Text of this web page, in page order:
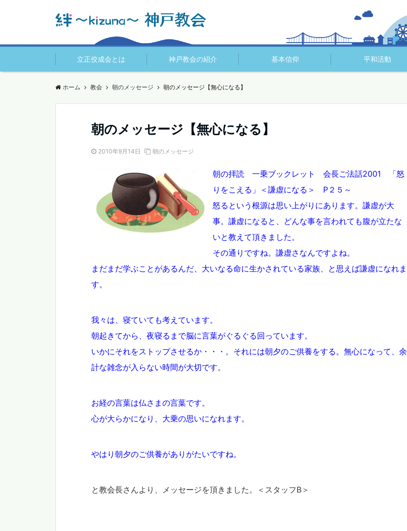
立正佼成会とは 神戸教会の紹介 基本信仰 平和活動
ホーム 教会 朝のメッセージ 朝のメッセージ【無心になる】
朝のメッセージ【無心になる】
2010年9月14日 朝のメッセージ
朝の拝読 一乗ブックレット 会長ご法話2001 「怒
りをこえる」＜謙虚になる＞ P２５～
怒るという根源は思い上がりにあります。謙虚が大
事。謙虚になると、どんな事を言われても腹が立たな
いと教えて頂きました。
その通りですね。謙虚さなんですよね。
まだまだ学ぶことがあるんだ、大いなる命に生かされている家族、と思えば謙虚になれま
す。
我々は、寝ていても考えています。
朝起きてから、夜寝るまで脳に言葉がぐるぐる回っています。
いかにそれをストップさせるか・・・。それには朝夕のご供養をする。無心になって、余
計な雑念が入らない時間が大切です。
お経の言葉は仏さまの言葉です。
心が大らかになり、大乗の思いになれます。
やはり朝夕のご供養がありがたいですね。
と教会長さんより、メッセージを頂きました。＜スタッフB ＞